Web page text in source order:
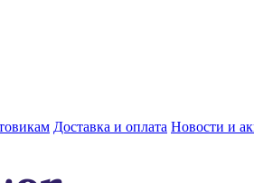
Доставка и оплата Новости и